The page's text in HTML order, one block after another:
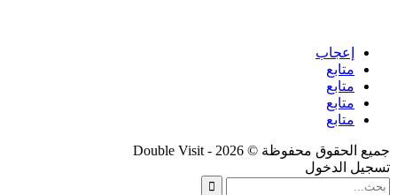
إعجاب
متابع
متابع
متابع
متابع
جميع الحقوق محفوظة © 2026 - Double Visit
تسجيل الدخول